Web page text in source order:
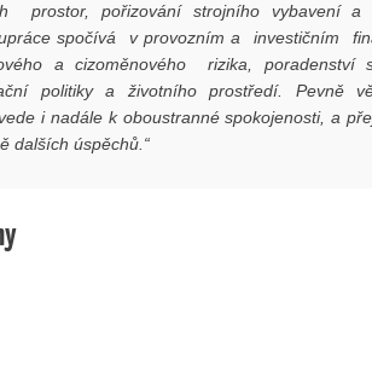
prostor, pořizování strojního vybavení a
spočívá v provozním a investičním
a cizoměnového rizika, poradenství
politiky a životního prostředí. Pevně
i nadále k oboustranné spokojenosti, a
dalších úspěchů.“